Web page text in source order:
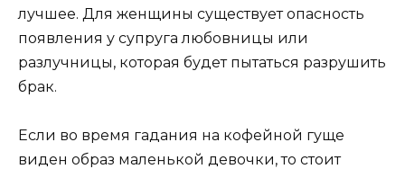
лучшее. Для женщины существует опасность
появления у супруга любовницы или
разлучницы, которая будет пытаться разрушить
брак.
Если во время гадания на кофейной гуще
виден образ маленькой девочки, то стоит